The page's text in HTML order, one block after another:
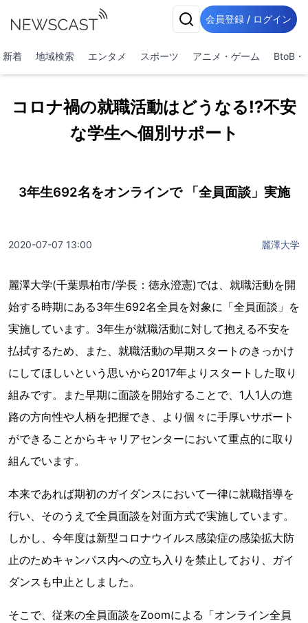
会員登録 / ログイン
新着 地域検索 エンタメ スポーツ アニメ・ゲーム BtoB・
コロナ禍の就職活動はどうなる⁉不安
な学生へ個別サポート
3年生692名をオンラインで 「全員面談」実施
2020-07-07 13:00 麗澤大学
麗澤大学(千葉県柏市/学長：徳永澄憲)では、就職活動を開
始する時期にある3年生692名全員を対象に「全員面談」を
実施しています。3年生が就職活動に対して抱える不安を
払拭するため、また、就職活動の早期スタートのきっかけ
にしてほしいという思いから2017年よりスタートした取り
組みです。また早期に面談を開始することで、1人1人の進
路の方向性や人柄を把握でき、より個々に手厚いサポート
ができることからキャリアセンターにおいて重点的に取り
組んでいます。
本来であれば期初のガイダンスにおいて一律に就職指導を
行い、そのうえで全員面談を対面方式で実施しています。
しかし、今年度は新型コロナウイルス感染症の感染拡大防
止のためキャンパス内への立ち入りを禁止しており、ガイ
ダンスも中止としました。
そこで、従来の全員面談をZoomによる「オンライン全員